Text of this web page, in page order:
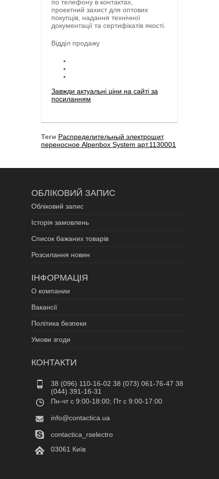
по телефону в контактах,
проектний захист для оптових
покупців, надання технічної
документації та сертифікатів якості.
Відділ продажу
Завжди актуальні ціни на сайті за
посиланням
Теги Распределительный электрощит,
переносное Alpenbox System арт.1130001
ОБЛІКОВИЙ ЗАПИС
Обліковий запис
Історія замовлень
Список бажаних товарів
Розсилання новин
ІНФОРМАЦІЯ
О компании
Вакансії
Політика безпеки
Умови згоди
КОНТАКТИ
38 (096) 110-16-02 38 (073) 061-76-47 38
(044) 391-16-31
Пн-чт c 9:00-18:00; Пт c 9:00-17:00
info@contactica.ua
contactica_rselectro
03061 Київ